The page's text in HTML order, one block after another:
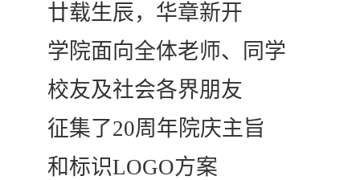
廿载生辰，华章新开
学院面向全体老师、同学
校友及社会各界朋友
征集了20周年院庆主旨
和标识LOGO方案